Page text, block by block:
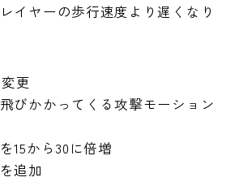
イヤーの歩行速度より遅くなり
更
びかかってくる攻撃モーション
15から30に倍増
追加